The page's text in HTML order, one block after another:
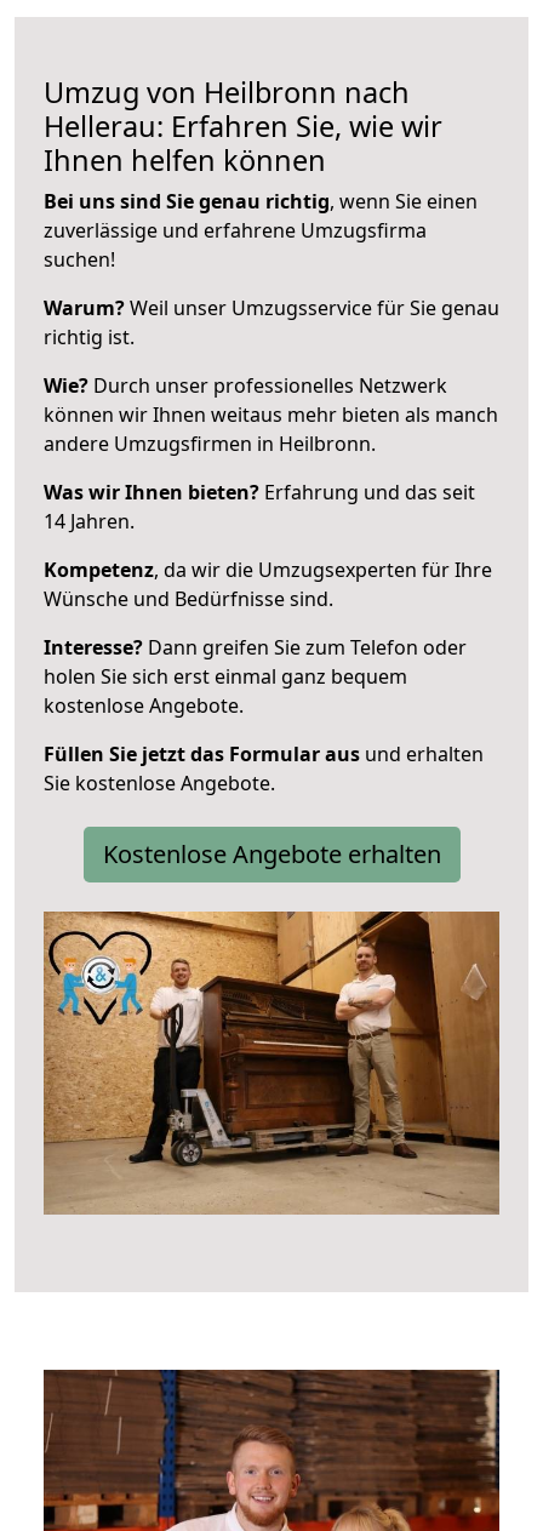
Umzug von Heilbronn nach
Hellerau: Erfahren Sie, wie wir
Ihnen helfen können
Bei uns sind Sie genau richtig, wenn Sie einen
zuverlässige und erfahrene Umzugsfirma
suchen!
Warum?Weil unser Umzugsservice für Sie genau
richtig ist.
Wie? Durch unser professionelles Netzwerk
können wir Ihnen weitaus mehr bieten als manch
andere Umzugsfirmen in Heilbronn.
Was wir Ihnen bieten? Erfahrung und das seit
14 Jahren.
Kompetenz, da wir die Umzugsexperten für Ihre
Wünsche und Bedürfnisse sind.
Interesse? Dann greifen Sie zum Telefon oder
holen Sie sich erst einmal ganz bequem
kostenlose Angebote.
Füllen Sie jetzt das Formular aus und erhalten
Sie kostenlose Angebote.
Kostenlose Angebote erhalten